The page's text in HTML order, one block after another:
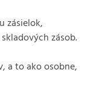
zásielok,
zásob.
a to ako osobne,